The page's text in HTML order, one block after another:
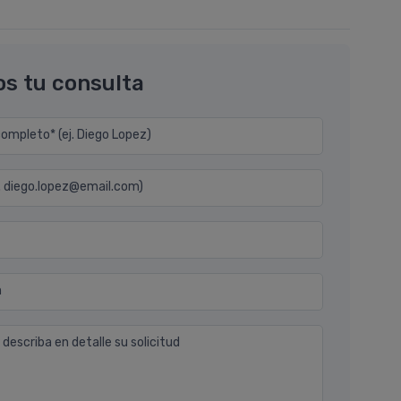
tu consulta
(ej. Diego Lopez)
diego.lopez@email.com)
en detalle su solicitud